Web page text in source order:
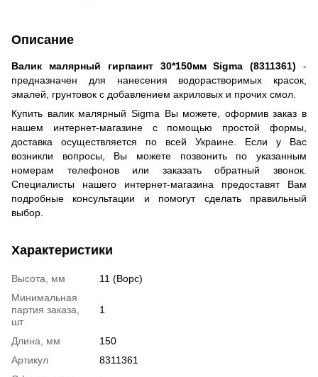
Описание
Валик малярный гирпаинт 30*150мм Sigma (8311361) -
предназначен для нанесения водорастворимых красок,
эмалей, грунтовок с добавлением акриловых и прочих смол.
Купить валик малярный Sigma Вы можете, оформив заказ в
нашем интернет-магазине с помощью простой формы,
доставка осуществляется по всей Украине. Если у Вас
возникли вопросы, Вы можете позвонить по указанным
номерам телефонов или заказать обратный звонок.
Специалисты нашего интернет-магазина предоставят Вам
подробные консультации и помогут сделать правильный
выбор.
Характеристики
Высота, мм
11 (Ворс)
Минимальная
партия заказа,
шт
1
Длина, мм
150
Артикул
8311361